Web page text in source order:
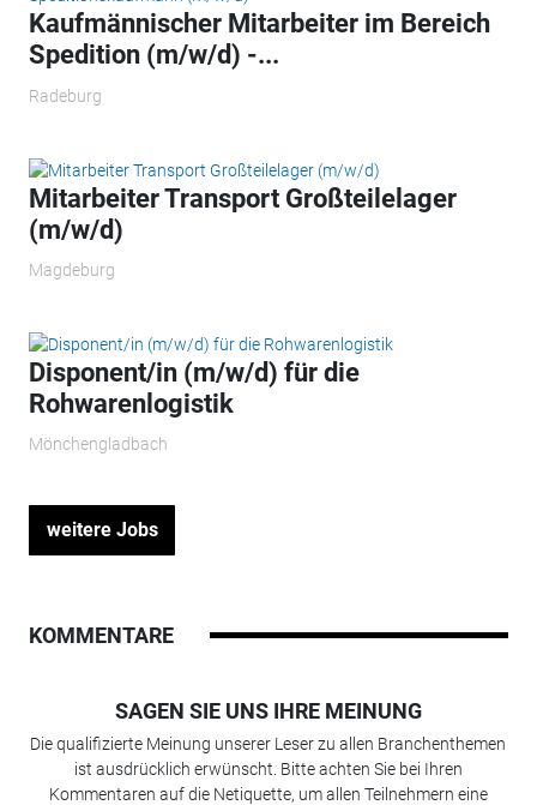
Kaufmännischer Mitarbeiter im Bereich
Spedition (m/w/d) -...
Radeburg
Mitarbeiter Transport Großteilelager
(m/w/d)
Magdeburg
Disponent/in (m/w/d) für die
Rohwarenlogistik
Mönchengladbach
weitere Jobs
KOMMENTARE
SAGEN SIE UNS IHRE MEINUNG
Die qualifizierte Meinung unserer Leser zu allen Branchenthemen
ist ausdrücklich erwünscht. Bitte achten Sie bei Ihren
Kommentaren auf die Netiquette, um allen Teilnehmern eine